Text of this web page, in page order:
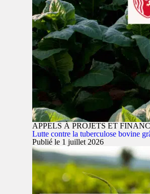
APPELS À PROJETS ET
Lutte contre la tuberculose bovine
Publié le 1 juillet 2026